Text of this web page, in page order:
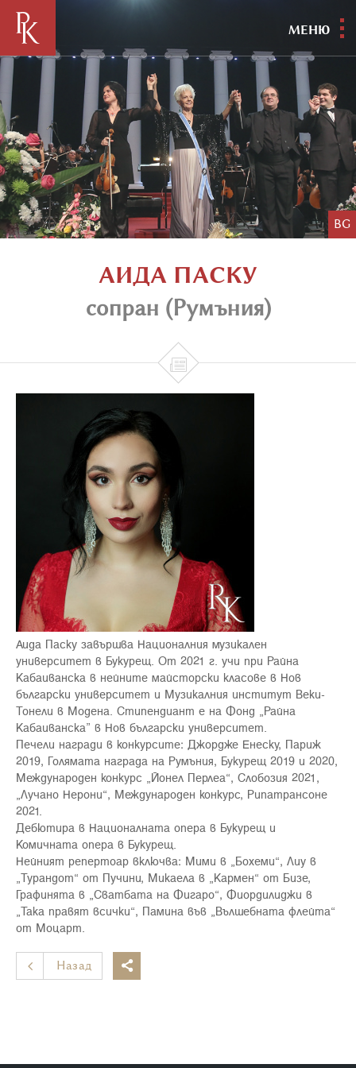
МЕНЮ
BG
АИДА ПАСКУ
сопран (Румъния)

Аида Паску завършва Националния музикален
университет в Букурещ. От 2021 г. учи при Райна
Кабаиванска в нейните майсторски класове в Нов
български университет и Музикалния институт Веки-
Тонели в Модена. Стипендиант е на Фонд „Райна
Кабаиванска” в Нов български университет.
Печели награди в конкурсите: Джордже Енеску, Париж
2019, Голямата награда на Румъния, Букурещ 2019 и 2020,
Международен конкурс „Йонел Перлеа“, Слобозия 2021,
„Лучано Нерони“, Международен конкурс, Рипатрансоне
2021.
Дебютира в Националната опера в Букурещ и
Комичната опера в Букурещ.
Нейният репертоар включва: Мими в „Бохеми“, Лиу в
„Турандот“ от Пучини, Микаела в „Кармен“ от Бизе,
Графинята в „Сватбата на Фигаро“, Фиордилиджи в
„Така правят всички“, Памина във „Вълшебната флейта“
от Моцарт.
Назад 